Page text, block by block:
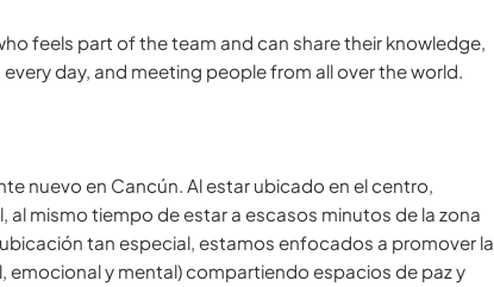
feels part of the team and can share their knowledge,
day, and meeting people from all over the world.
nuevo en Cancún. Al estar ubicado en el centro,
mismo tiempo de estar a escasos minutos de la zona
tan especial, estamos enfocados a promover la
emocional y mental) compartiendo espacios de paz y